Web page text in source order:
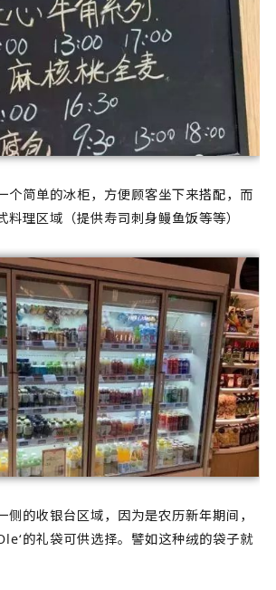
个简单的冰柜，方便顾客坐下来搭配，而
料理区域（提供寿司刺身鳗鱼饭等等）
侧的收银台区域，因为是农历新年期间，
的礼袋可供选择。譬如这种绒的袋子就